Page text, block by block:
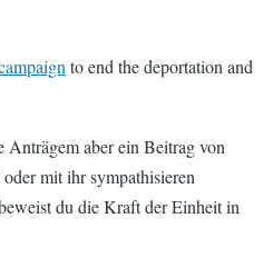
to end the deportation and
aber ein Beitrag von
mit ihr sympathisieren
du die Kraft der Einheit in